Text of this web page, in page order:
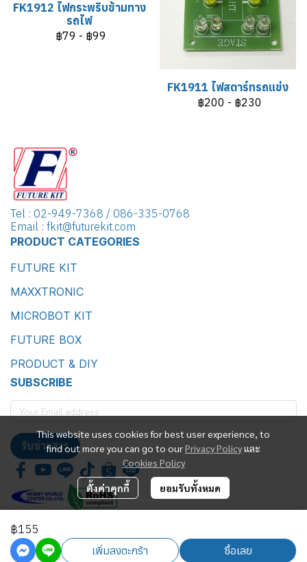
FK1912 ไฟกระพริบข้ามทาง
รถไฟ
฿79 - ฿99
FK1911 ไฟสตาร์ทรถแข่ง
฿200 - ฿230
฿155
เพิ่มลงตะกร้า ซื้อเลย
This website uses cookies for best user experience, to
find out more you can go to ourPrivacy Policyและ
Cookies Policy
ตั้งค่าคุกกี้ ยอมรับทั้งหมด
Tel : 02-949-7368 / 086-335-0768
Email : fkit@futurekit.com
PRODUCT CATEGORIES
FUTURE KIT
MAXXTRONIC
MICROBOT KIT
FUTURE BOX
PRODUCT & DIY
SUBSCRIBE
รับข่าวสาร
Future Kit Marketing Co., Ltd.